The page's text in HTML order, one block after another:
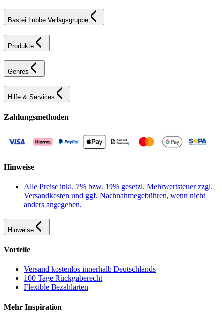
Bastei Lübbe Verlagsgruppe
Produkte
Genres
Hilfe & Services
Zahlungsmethoden
Hinweise
Alle Preise inkl. 7% bzw. 19% gesetzl. Mehrwertsteuer zzgl.
Versandkosten und ggf. Nachnahmegebühren, wenn nicht
anders angegeben.
Hinweise
Vorteile
Versand kostenlos innerhalb Deutschlands
100 Tage Rückgaberecht
Flexible Bezahlarten
Mehr Inspiration